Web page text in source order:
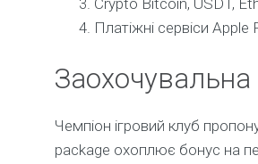
Платіжні сервіси
Заохочувальна
Чемпіон ігровий клуб
package охоплює бонус на